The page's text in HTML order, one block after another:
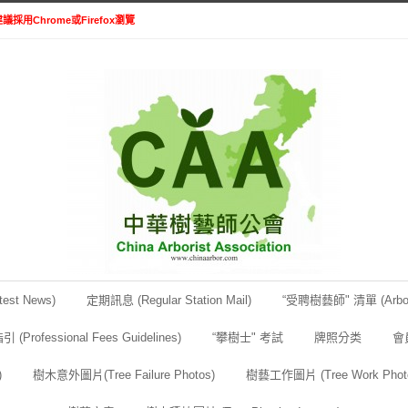
議採用Chrome或Firefox瀏覽
News) 定期訊息 (Regular Station Mail) “受聘樹藝師" 清單
(Professional Fees Guidelines) “攀樹士" 考試 牌照分类 會
樹木意外圖片(Tree Failure Photos) 樹藝工作圖片 (Tree Work